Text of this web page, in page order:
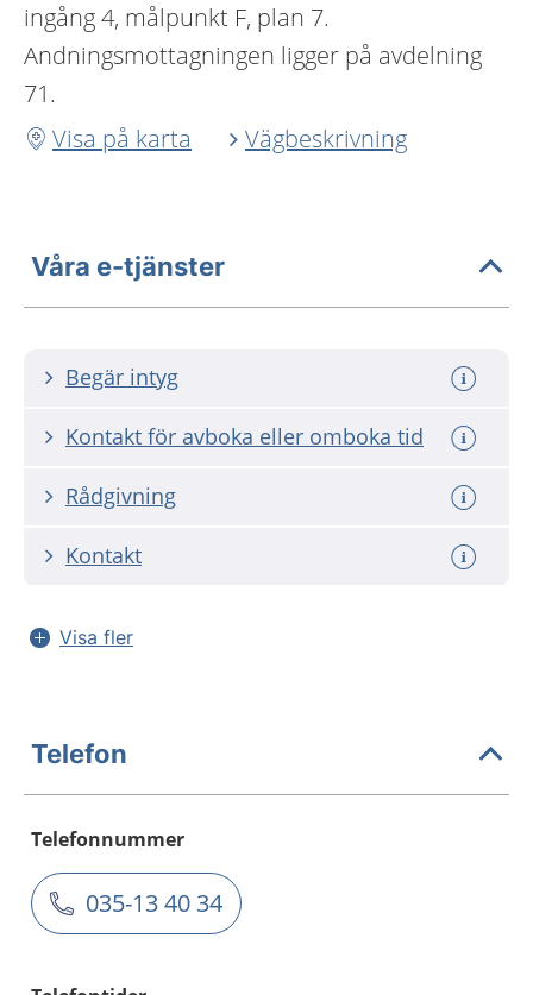
ingång 4, målpunkt F, plan 7.
Andningsmottagningen ligger på avdelning
71.
Visa på karta
Vägbeskrivning
Våra e-tjänster
Begär intyg
Kontakt för avboka eller omboka tid
Rådgivning
Kontakt
Visa fler
Telefon
Telefonnummer
035-13 40 34